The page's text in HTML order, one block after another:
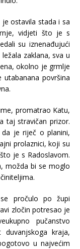
je ostavila stada i sa
vidjeti što je s
su iznenađujući
zaklana, sva u
okolno je grmlje
površina
promatrao Katu,
taj stravičan prizor.
je riječ o planini,
prolaznici, koji su
je s Radoslavom.
možda bi se moglo
pročulo po župi
zločin potresao je
pučanstvo
kraja,
u najvećim